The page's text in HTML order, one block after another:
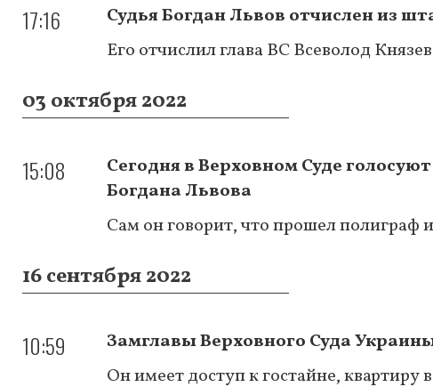
17:16
Судья Богдан Львов отчислен из
Его отчислил глава ВС Всеволод
03 октября 2022
15:08
Сегодня в Верховном Суде
Богдана Львова
Сам он говорит, что прошел полиграф
16 сентября 2022
10:59
Замглавы Верховного Суда
Он имеет доступ к гостайне,